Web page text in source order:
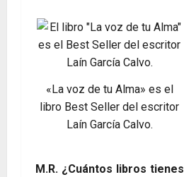
«La voz de tu Alma» es el
libro Best Seller del escritor
Laín García Calvo.
M.R. ¿Cuántos libros tienes